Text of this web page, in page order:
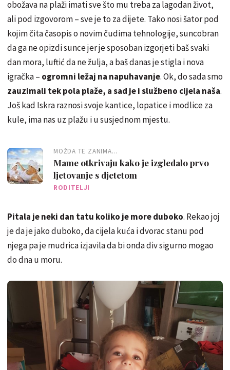
obožava na plaži imati sve što mu treba za lagodan život,
ali pod izgovorom – sve je to za dijete. Tako nosi šator pod
kojim čita časopis o novim čudima tehnologije, suncobran
da ga ne opizdi sunce jer je sposoban izgorjeti baš svaki
dan mora, luftić da ne žulja, a baš danas je stigla i nova
igračka – ogromni ležaj na napuhavanje. Ok, do sada smo
zauzimali tek pola plaže, a sad je i službeno cijela naša.
Još kad Iskra raznosi svoje kantice, lopatice i modlice za
kule, ima nas uz plažu i u susjednom mjestu.
MOŽDA TE ZANIMA...
Mame otkrivaju kako je izgledalo prvo
ljetovanje s djetetom
RODITELJI
Pitala je neki dan tatu koliko je more duboko. Rekao joj
je da je jako duboko, da cijela kuća i dvorac stanu pod
njega pa je mudrica izjavila da bi onda div sigurno mogao
do dna u moru.